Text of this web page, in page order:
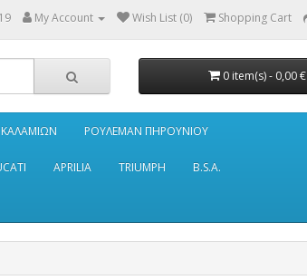
My Account Wish List (0) Shopping Cart
0 item(s) - 0,00 €
ΚΑΛΑΜΙΩΝ ΡΟΥΛΕΜΑΝ ΠΗΡΟΥΝΙΟΥ
APRILIA TRIUMPH B.S.A.